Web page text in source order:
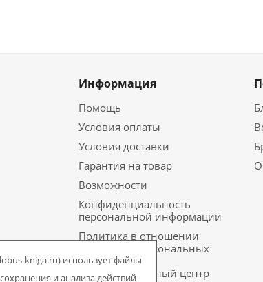
Информация
Помощь
Условия оплаты
Условия доставки
Гарантия на товар
Возможности
Конфиденциальность
персональной информации
Политика в отношении
обработки персональных
данных в ООО
Межрегиональный центр
kniga.ru) использует файлы
и анализа действий